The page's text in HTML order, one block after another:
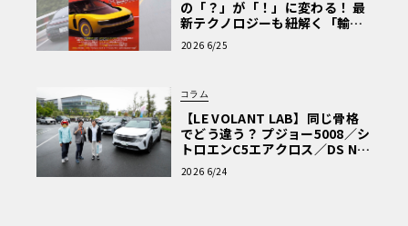
の「？」が「！」に変わる！ 最
新テクノロジーも紐解く「輸入
車Q&A」
2026 6/25
コラム
【LE VOLANT LAB】同じ骨格
でどう違う？ プジョー5008／シ
トロエンC5エアクロス／DS Nº4
読者一気乗りレポート
2026 6/24